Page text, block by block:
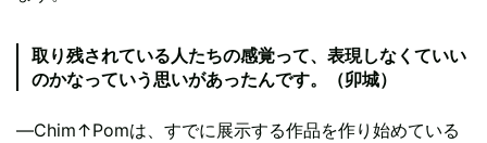
取り残されている人たちの感覚って、表現しなくていい
のかなっていう思いがあったんです。（卯城）
―Chim↑Pomは、すでに展示する作品を作り始めている